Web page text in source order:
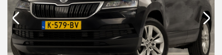
Vacature
Contact